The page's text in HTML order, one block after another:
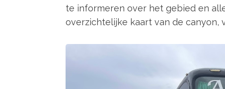
te informeren over het gebied en
overzichtelijke kaart van de canyon,